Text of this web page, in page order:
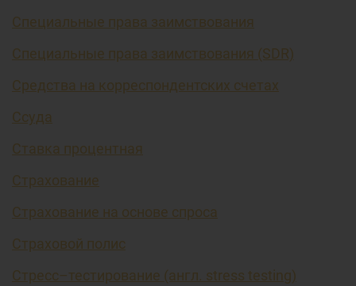
Специальные права заимствования
Специальные права заимствования (SDR)
Средства на корреспондентских счетах
Ссуда
Ставка процентная
Страхование
Страхование на основе спроса
Страховой полис
Стресс–тестирование (англ. stress testing)